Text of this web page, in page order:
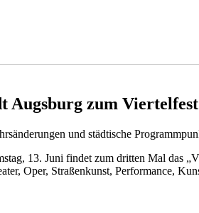
Augsburg zum
und städtische
13. Juni findet zum dritten Mal das
Oper, Straßenkunst, Performance,